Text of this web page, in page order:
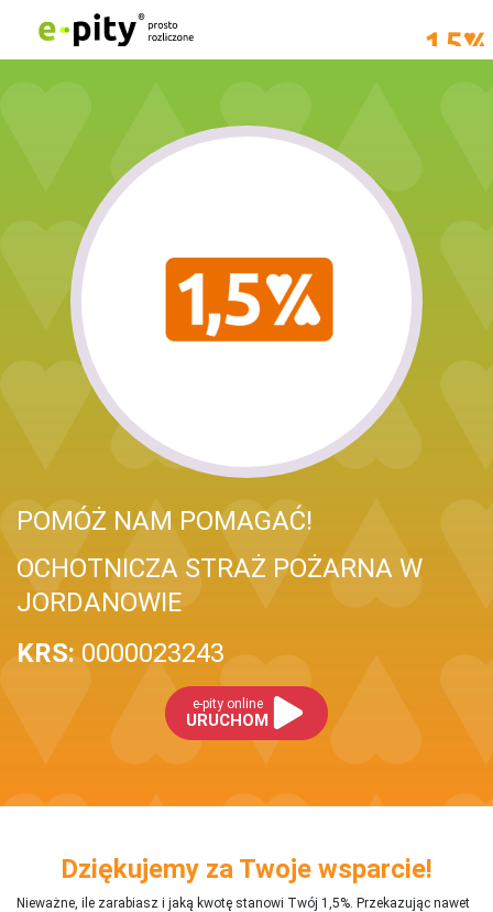
POMÓŻ NAM POMAGAĆ!
OCHOTNICZA STRAŻ POŻARNA W
JORDANOWIE
KRS: 0000023243
e-pity online
URUCHOM
Dziękujemy za Twoje wsparcie!
Nieważne, ile zarabiasz i jaką kwotę stanowi Twój 1,5%. Przekazując nawet